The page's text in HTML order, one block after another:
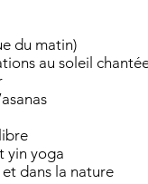
du matin)
au soleil
yin yoga
dans la nature